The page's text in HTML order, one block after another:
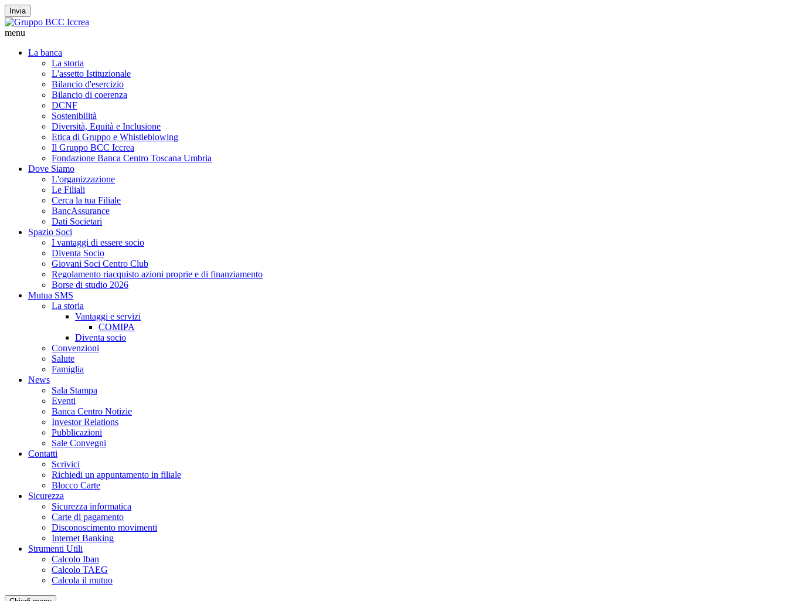
Invia
menu
La banca
La storia
L'assetto Istituzionale
Bilancio d'esercizio
Bilancio di coerenza
DCNF
Sostenibilità
Diversità, Equità e Inclusione
Etica di Gruppo e Whistleblowing
Il Gruppo BCC Iccrea
Fondazione Banca Centro Toscana Umbria
Dove Siamo
L'organizzazione
Le Filiali
Cerca la tua Filiale
BancAssurance
Dati Societari
Spazio Soci
I vantaggi di essere socio
Diventa Socio
Giovani Soci Centro Club
Regolamento riacquisto azioni proprie e di finanziamento
Borse di studio 2026
Mutua SMS
La storia
Vantaggi e servizi
COMIPA
Diventa socio
Convenzioni
Salute
Famiglia
News
Sala Stampa
Eventi
Banca Centro Notizie
Investor Relations
Pubblicazioni
Sale Convegni
Contatti
Scrivici
Richiedi un appuntamento in filiale
Blocco Carte
Sicurezza
Sicurezza informatica
Carte di pagamento
Disconoscimento movimenti
Internet Banking
Strumenti Utili
Calcolo Iban
Calcolo TAEG
Calcola il mutuo